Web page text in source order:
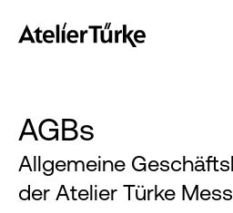
AGBs
Allgemeine
der Atelier Türke